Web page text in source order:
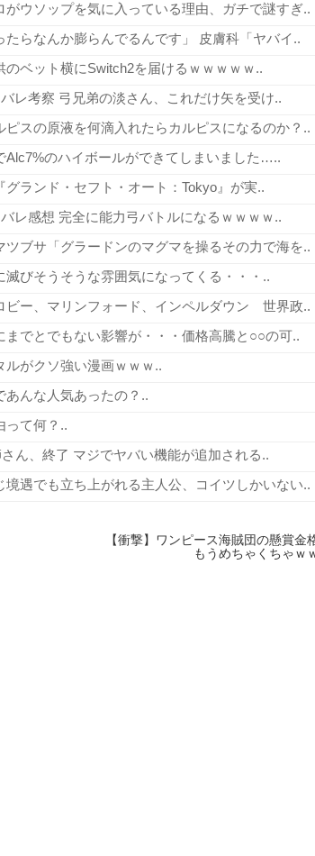
がウソップを気に入っている理由、ガチで謎すぎ..
らなんか膨らんでるんです」 皮膚科「ヤバイ..
のベット横にSwitch2を届けるｗｗｗｗｗ..
レ考察 弓兄弟の淡さん、これだけ矢を受け..
ピスの原液を何滴入れたらカルピスになるのか？..
Alc7%のハイボールができてしまいました…..
ランド・セフト・オート：Tokyo』が実..
レ感想 完全に能力弓バトルになるｗｗｗｗ..
ツブサ「グラードンのマグマを操るその力で海を..
滅びそうそうな雰囲気になってくる・・・..
ビー、マリンフォード、インペルダウン 世界政..
までとでもない影響が・・・価格高騰と○○の可..
ルがクソ強い漫画ｗｗｗ..
あんな人気あったの？..
って何？..
さん、終了 マジでヤバい機能が追加される..
遇でも立ち上がれる主人公、コイツしかいない..
【衝撃】ワンピース海賊団の懸賞金
もうめちゃくちゃｗ